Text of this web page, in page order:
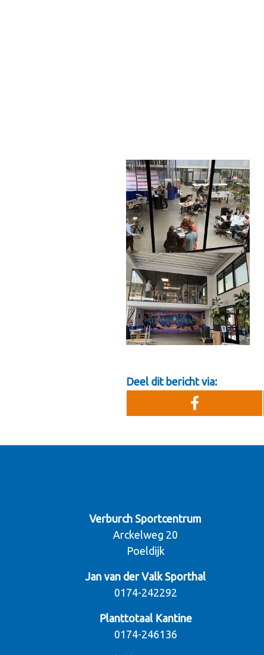
Deel dit bericht via:
Verburch Sportcentrum
Arckelweg 20
Poeldijk
Jan van der Valk Sporthal
0174-242292
Planttotaal Kantine
0174-246136